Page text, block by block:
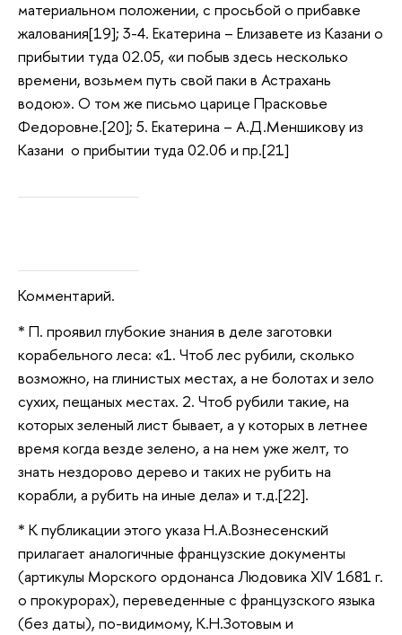
материальном положении, с просьбой о прибавке
жалования[19]; 3-4. Екатерина – Елизавете из Казани о
прибытии туда 02.05, «и побыв здесь несколько
времени, возьмем путь свой паки в Астрахань
водою». О том же письмо царице Прасковье
Федоровне.[20]; 5. Екатерина – А.Д.Меншикову из
Казани о прибытии туда 02.06 и пр.[21]
Комментарий.
* П. проявил глубокие знания в деле заготовки
корабельного леса: «1. Чтоб лес рубили, сколько
возможно, на глинистых местах, а не болотах и зело
сухих, пещаных местах. 2. Чтоб рубили такие, на
которых зеленый лист бывает, а у которых в летнее
время когда везде зелено, а на нем уже желт, то
знать нездорово дерево и таких не рубить на
корабли, а рубить на иные дела» и т.д.[22].
* К публикации этого указа Н.А.Вознесенский
прилагает аналогичные французские документы
(артикулы Морского ордонанса Людовика XIV 1681 г.
о прокурорах), переведенные с французского языка
(без даты), по-видимому, К.Н.Зотовым и